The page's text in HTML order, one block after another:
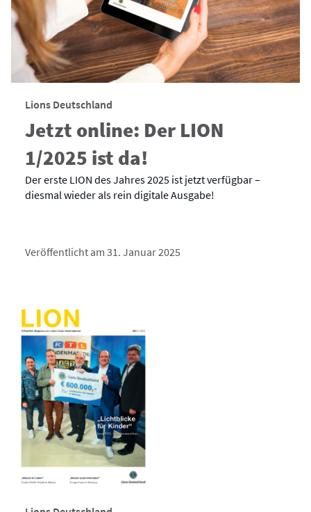
Lions Deutschland
Jetzt online: Der LION
1/2025 ist da!
Der erste LION des Jahres 2025 ist jetzt verfügbar –
diesmal wieder als rein digitale Ausgabe!
Veröffentlicht am 31. Januar 2025